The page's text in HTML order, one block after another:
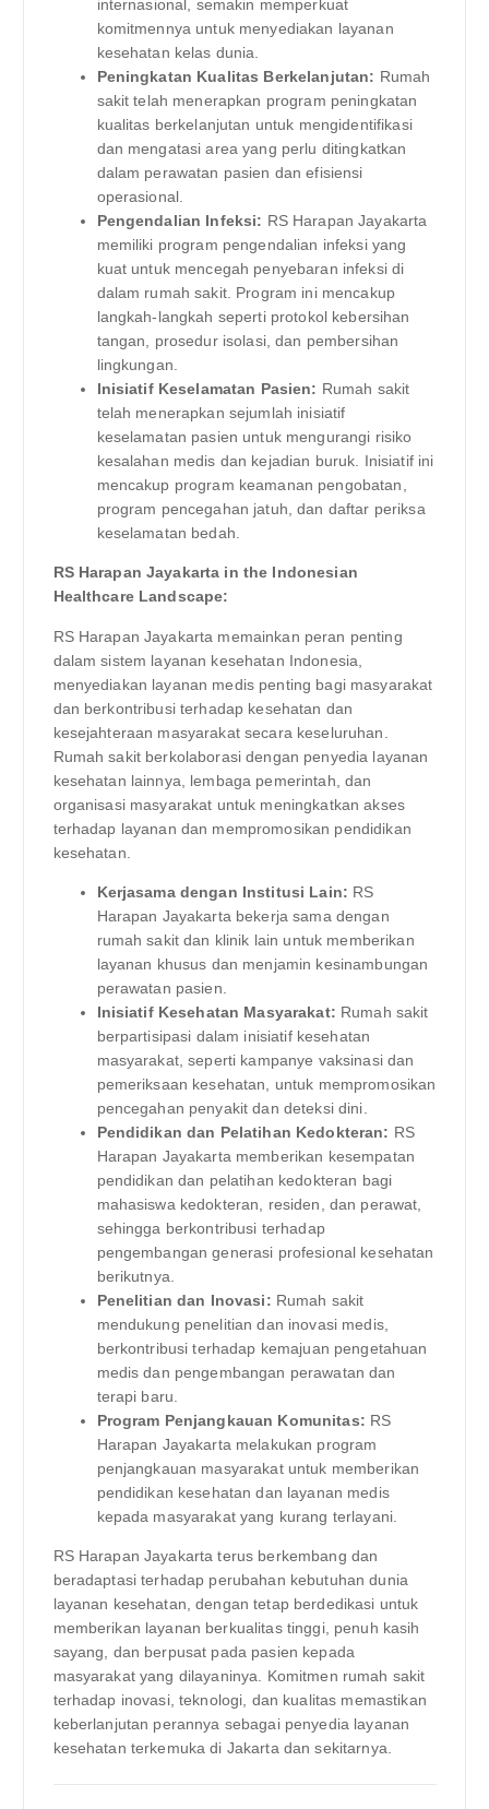
internasional, semakin memperkuat
komitmennya untuk menyediakan layanan
kesehatan kelas dunia.
Peningkatan Kualitas Berkelanjutan: Rumah
sakit telah menerapkan program peningkatan
kualitas berkelanjutan untuk mengidentifikasi
dan mengatasi area yang perlu ditingkatkan
dalam perawatan pasien dan efisiensi
operasional.
Pengendalian Infeksi: RS Harapan Jayakarta
memiliki program pengendalian infeksi yang
kuat untuk mencegah penyebaran infeksi di
dalam rumah sakit. Program ini mencakup
langkah-langkah seperti protokol kebersihan
tangan, prosedur isolasi, dan pembersihan
lingkungan.
Inisiatif Keselamatan Pasien: Rumah sakit
telah menerapkan sejumlah inisiatif
keselamatan pasien untuk mengurangi risiko
kesalahan medis dan kejadian buruk. Inisiatif ini
mencakup program keamanan pengobatan,
program pencegahan jatuh, dan daftar periksa
keselamatan bedah.
RS Harapan Jayakarta in the Indonesian
Healthcare Landscape:
RS Harapan Jayakarta memainkan peran penting
dalam sistem layanan kesehatan Indonesia,
menyediakan layanan medis penting bagi masyarakat
dan berkontribusi terhadap kesehatan dan
kesejahteraan masyarakat secara keseluruhan.
Rumah sakit berkolaborasi dengan penyedia layanan
kesehatan lainnya, lembaga pemerintah, dan
organisasi masyarakat untuk meningkatkan akses
terhadap layanan dan mempromosikan pendidikan
kesehatan.
Kerjasama dengan Institusi Lain: RS
Harapan Jayakarta bekerja sama dengan
rumah sakit dan klinik lain untuk memberikan
layanan khusus dan menjamin kesinambungan
perawatan pasien.
Inisiatif Kesehatan Masyarakat: Rumah sakit
berpartisipasi dalam inisiatif kesehatan
masyarakat, seperti kampanye vaksinasi dan
pemeriksaan kesehatan, untuk mempromosikan
pencegahan penyakit dan deteksi dini.
Pendidikan dan Pelatihan Kedokteran: RS
Harapan Jayakarta memberikan kesempatan
pendidikan dan pelatihan kedokteran bagi
mahasiswa kedokteran, residen, dan perawat,
sehingga berkontribusi terhadap
pengembangan generasi profesional kesehatan
berikutnya.
Penelitian dan Inovasi: Rumah sakit
mendukung penelitian dan inovasi medis,
berkontribusi terhadap kemajuan pengetahuan
medis dan pengembangan perawatan dan
terapi baru.
Program Penjangkauan Komunitas: RS
Harapan Jayakarta melakukan program
penjangkauan masyarakat untuk memberikan
pendidikan kesehatan dan layanan medis
kepada masyarakat yang kurang terlayani.
RS Harapan Jayakarta terus berkembang dan
beradaptasi terhadap perubahan kebutuhan dunia
layanan kesehatan, dengan tetap berdedikasi untuk
memberikan layanan berkualitas tinggi, penuh kasih
sayang, dan berpusat pada pasien kepada
masyarakat yang dilayaninya. Komitmen rumah sakit
terhadap inovasi, teknologi, dan kualitas memastikan
keberlanjutan perannya sebagai penyedia layanan
kesehatan terkemuka di Jakarta dan sekitarnya.